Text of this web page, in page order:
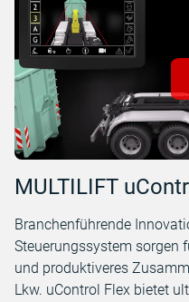
MULTILIFT
Branchenführende
Steuerungssystem sorgen
und produktiveres
Lkw. uControl Flex bietet